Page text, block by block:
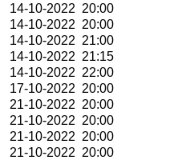
14-10-2022 20:00
14-10-2022 20:00
14-10-2022 21:00
14-10-2022 21:15
14-10-2022 22:00
17-10-2022 20:00
21-10-2022 20:00
21-10-2022 20:00
21-10-2022 20:00
21-10-2022 20:00